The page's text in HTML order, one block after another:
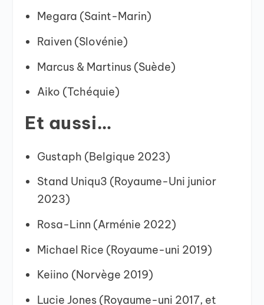
Megara (Saint-Marin)
Raiven (Slovénie)
Marcus & Martinus (Suède)
Aiko (Tchéquie)
Et aussi…
Gustaph (Belgique 2023)
Stand Uniqu3 (Royaume-Uni junior
2023)
Rosa-Linn (Arménie 2022)
Michael Rice (Royaume-uni 2019)
Keiino (Norvège 2019)
Lucie Jones (Royaume-uni 2017, et